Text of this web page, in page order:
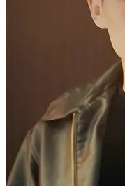
Demi balas dendam atas
wajahnya mirip rival dan
sebagai pengganti.
dendam penuh risiko
Pemeran Utama Wanita